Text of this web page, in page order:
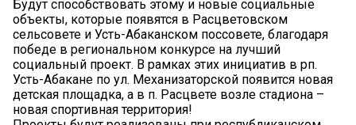
Будут способствовать этому и новые социальные
объекты, которые появятся в Расцветовском
сельсовете и Усть-Абаканском поссовете, благодаря
победе в региональном конкурсе на лучший
социальный проект. В рамках этих инициатив в рп.
Усть-Абакане по ул. Механизаторской появится новая
детская площадка, а в п. Расцвете возле стадиона –
новая спортивная территория!